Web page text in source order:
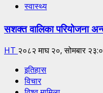
स्वास्थ्य
सशक्त वालिका परियोजना
HT २०८२ माघ २०, सोमबार
इतिहास
विचार